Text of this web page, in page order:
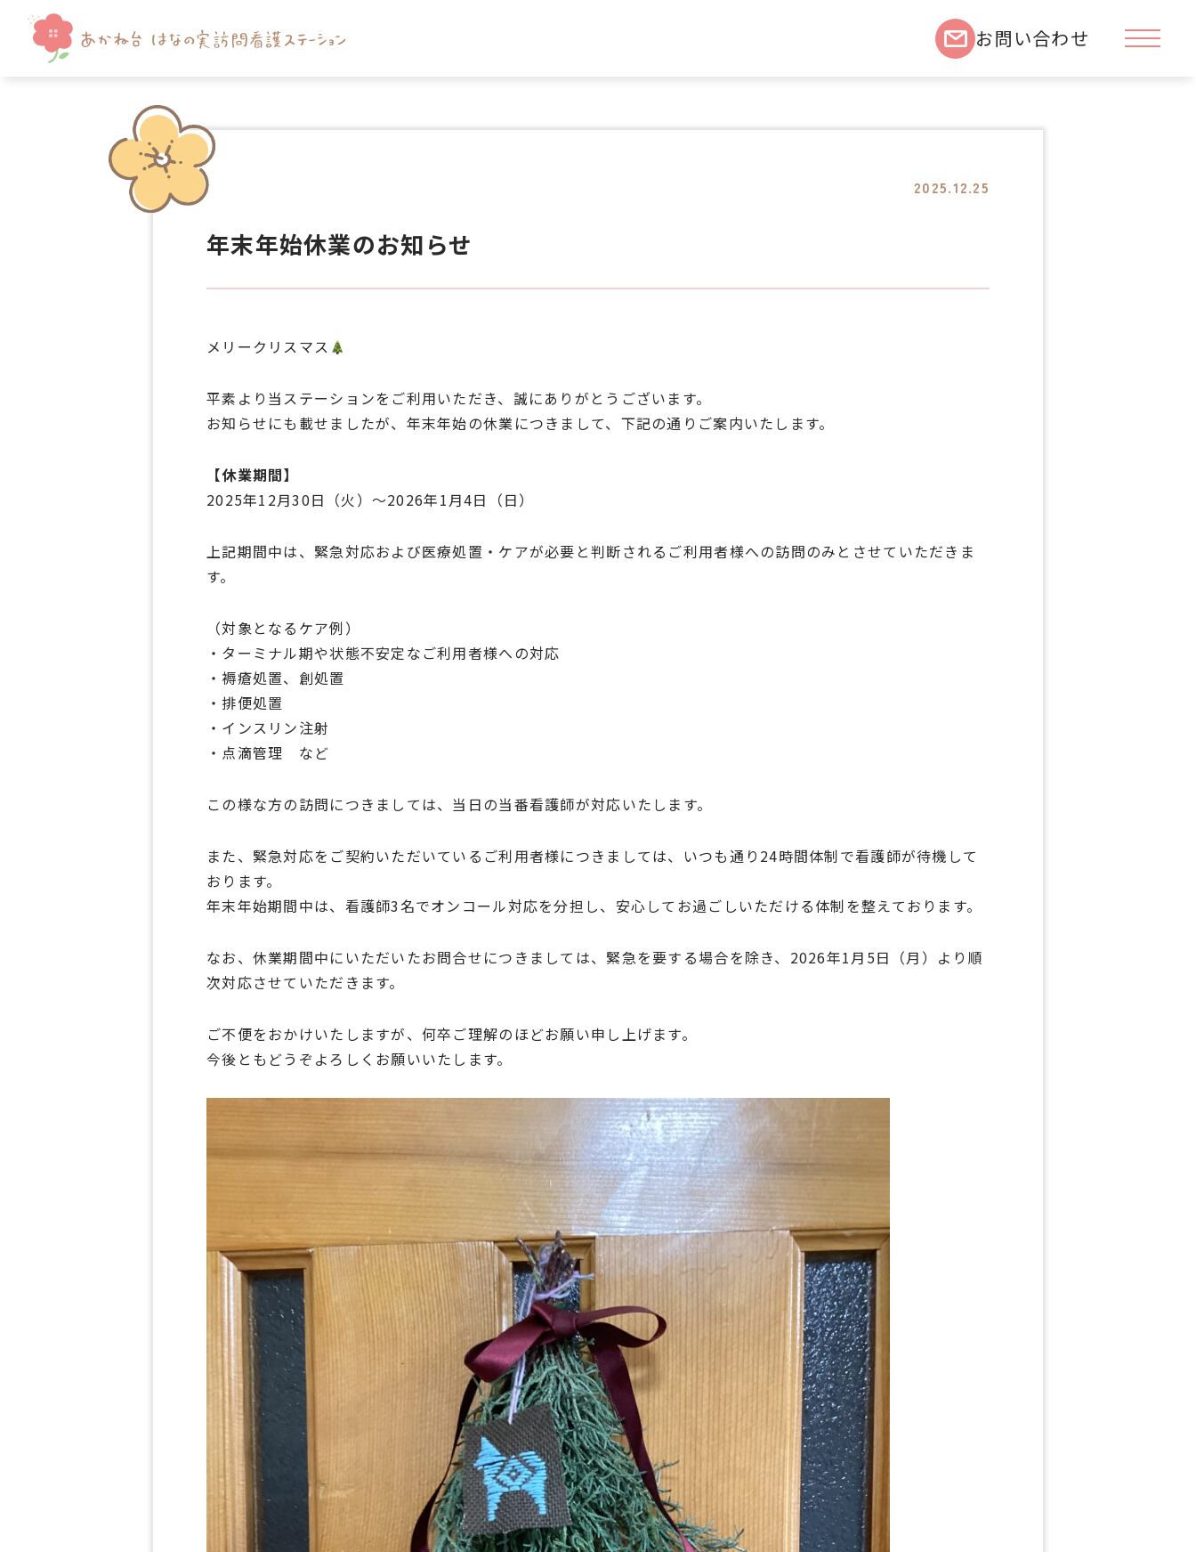
お問い合わせ
2025.12.25
年末年始休業のお知らせ
メリークリスマス
平素より当ステーションをご利用いただき、誠にありがとうございます。
お知らせにも載せましたが、年末年始の休業につきまして、下記の通りご案内いたします。
【休業期間】
2025年12月30日（火）～2026年1月4日（日）
上記期間中は、緊急対応および医療処置・ケアが必要と判断されるご利用者様への訪問のみとさせていただきま
す。
（対象となるケア例）
・ターミナル期や状態不安定なご利用者様への対応
・褥瘡処置、創処置
・排便処置
・インスリン注射
・点滴管理 など
この様な方の訪問につきましては、当日の当番看護師が対応いたします。
また、緊急対応をご契約いただいているご利用者様につきましては、いつも通り24時間体制で看護師が待機して
おります。
年末年始期間中は、看護師3名でオンコール対応を分担し、安心してお過ごしいただける体制を整えております。
なお、休業期間中にいただいたお問合せにつきましては、緊急を要する場合を除き、2026年1月5日（月）より順
次対応させていただきます。
ご不便をおかけいたしますが、何卒ご理解のほどお願い申し上げます。
今後ともどうぞよろしくお願いいたします。